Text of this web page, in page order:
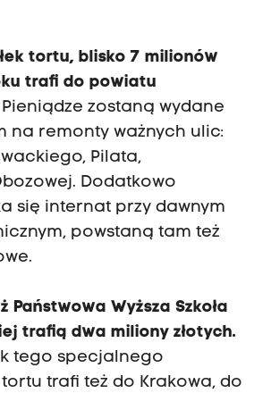
tortu, blisko 7 milionów
trafi do powiatu
zostaną wydane
na remonty ważnych ulic:
Pilata,
Dodatkowo
się internat przy dawnym
powstaną tam też
Państwowa Wyższa Szkoła
trafią dwa miliony złotych.
tego specjalnego
trafi też do Krakowa, do